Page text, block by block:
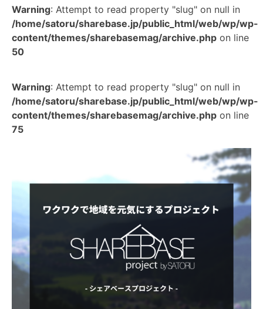
Warning: Attempt to read property "slug" on null in
/home/satoru/sharebase.jp/public_html/web/wp/wp-
content/themes/sharebasemag/archive.php on line
50
Warning: Attempt to read property "slug" on null in
/home/satoru/sharebase.jp/public_html/web/wp/wp-
content/themes/sharebasemag/archive.php on line
75